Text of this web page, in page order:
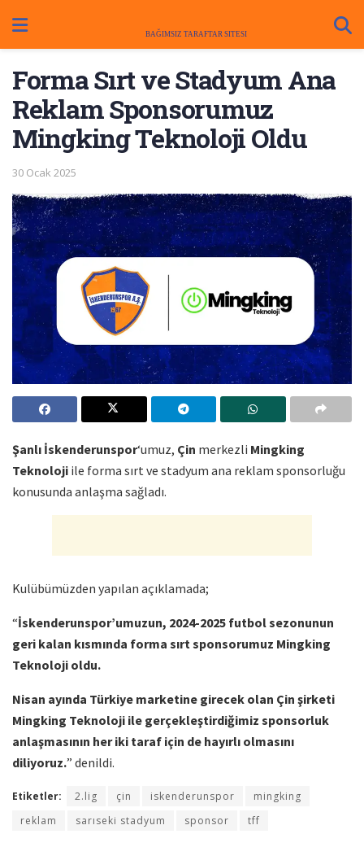
Forma Sırt ve Stadyum Ana
Reklam Sponsorumuz
Mingking Teknoloji Oldu
30 Ocak 2025
Şanlı İskenderunspor‘umuz, Çin merkezli Mingking
Teknoloji ile forma sırt ve stadyum ana reklam sponsorluğu
konusunda anlaşma sağladı.
Kulübümüzden yapılan açıklamada;
“İskenderunspor’umuzun, 2024-2025 futbol sezonunun
geri kalan kısmında forma sırt sponsorumuz Mingking
Teknoloji oldu.
Nisan ayında Türkiye marketine girecek olan Çin şirketi
Mingking Teknoloji ile gerçekleştirdiğimiz sponsorluk
anlaşmasının her iki taraf için de hayırlı olmasını
diliyoruz.” denildi.
Etiketler: 2.lig çin iskenderunspor
mingking
reklam
sarıseki stadyum sponsor tff